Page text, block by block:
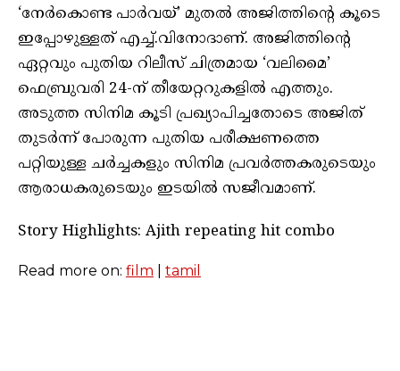
‘നേർകൊണ്ട പാർവയ്’ മുതൽ അജിത്തിന്റെ കൂടെ
ഇപ്പോഴുള്ളത് എച്ച്.വിനോദാണ്. അജിത്തിന്റെ
ഏറ്റവും പുതിയ റിലീസ് ചിത്രമായ ‘വലിമൈ’
ഫെബ്രുവരി 24-ന് തീയേറ്ററുകളിൽ എത്തും.
അടുത്ത സിനിമ കൂടി പ്രഖ്യാപിച്ചതോടെ അജിത്
തുടർന്ന് പോരുന്ന പുതിയ പരീക്ഷണത്തെ
പറ്റിയുള്ള ചർച്ചകളും സിനിമ പ്രവർത്തകരുടെയും
ആരാധകരുടെയും ഇടയിൽ സജീവമാണ്.
Story Highlights: Ajith repeating hit combo
Read more on: film tamil